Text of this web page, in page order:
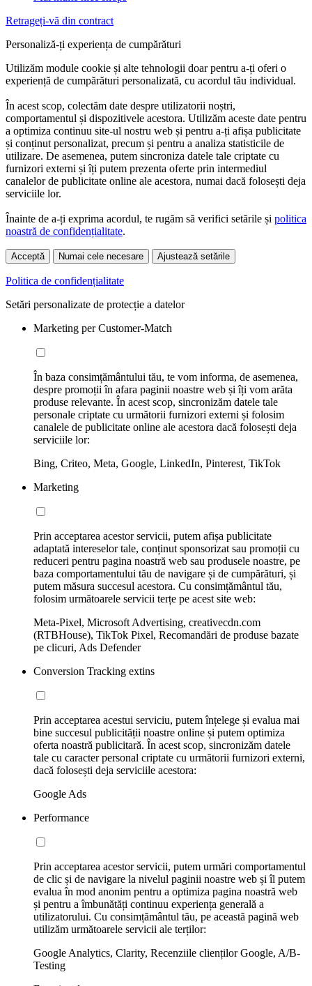
Retrageți-vă din contract
Personaliză-ți experiența de cumpărături
Utilizăm module cookie și alte tehnologii doar pentru a-ți oferi o
experiență de cumpărături personalizată, cu acordul tău individual.
În acest scop, colectăm date despre utilizatorii noștri,
comportamentul și dispozitivele acestora. Utilizăm aceste date pentru
a optimiza continuu site-ul nostru web și pentru a-ți afișa publicitate
și conținut personalizat, precum și pentru a analiza statisticile de
utilizare. De asemenea, putem sincroniza datele tale criptate cu
furnizori externi și îți putem prezenta oferte prin intermediul
canalelor de publicitate online ale acestora, numai dacă folosești deja
serviciile lor.
Înainte de a-ți exprima acordul, te rugăm să verifici setările și politica
noastră de confidențialitate.
Acceptă Numai cele necesare Ajustează setările
Politica de confidențialitate
Setări personalizate de protecție a datelor
Marketing per Customer-Match
În baza consimțământului tău, te vom informa, de asemenea,
despre promoții în afara paginii noastre web și îți vom arăta
produse relevante. În acest scop, sincronizăm datele tale
personale criptate cu următorii furnizori externi și folosim
canalele de publicitate online ale acestora dacă folosești deja
serviciile lor:
Bing, Criteo, Meta, Google, LinkedIn, Pinterest, TikTok
Marketing
Prin acceptarea acestor servicii, putem afișa publicitate
adaptată intereselor tale, conținut sponsorizat sau promoții cu
reduceri pentru pagina noastră web sau produsele noastre, pe
baza comportamentului tău de navigare și de cumpărături, și
putem măsura succesul acestora. Cu consimțământul tău,
folosim următoarele servicii terțe pe acest site web:
Meta-Pixel, Microsoft Advertising, creativecdn.com
(RTBHouse), TikTok Pixel, Recomandări de produse bazate
pe clicuri, Ads Defender
Conversion Tracking extins
Prin acceptarea acestui serviciu, putem înțelege și evalua mai
bine succesul publicității noastre online și putem optimiza
oferta noastră publicitară. În acest scop, sincronizăm datele
tale cu caracter personal criptate cu următorii furnizori externi,
dacă folosești deja serviciile acestora:
Google Ads
Performance
Prin acceptarea acestor servicii, putem urmări comportamentul
de clic și de navigare la nivelul paginii noastre web și îl putem
evalua în mod anonim pentru a optimiza pagina noastră web
și pentru a îmbunătăți continuu experiența generală a
utilizatorului. Cu consimțământul tău, pe această pagină web
utilizăm următoarele servicii ale terților:
Google Analytics, Clarity, Recenziile clienților Google, A/B-
Testing